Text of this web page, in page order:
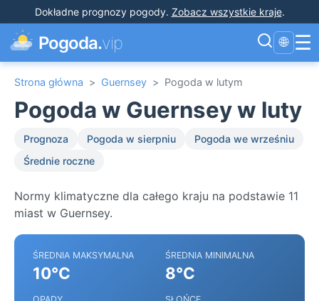
Dokładne prognozy pogody. Zobacz wszystkie kraje.
Pogoda.vip 🌐 ☰
Strona główna > Guernsey > Pogoda w lutym
Pogoda w Guernsey w luty
Prognoza Pogoda w sierpniu
Pogoda we wrześniu
Średnie roczne
Normy klimatyczne dla całego kraju na podstawie 11
miast w Guernsey.
ŚREDNIA MAKSYMALNA
10°C
ŚREDNIA MINIMALNA
8°C